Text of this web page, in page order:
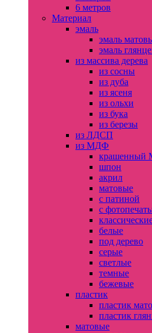
6 метров
Материал
эмаль
эмаль
эмаль
из массива дерева
из сосны
из дуба
из ясеня
из ольхи
из бука
из березы
из ЛДСП
из МДФ
шпон
акрил
матовые
с патиной
с
белые
под дерево
серые
светлые
темные
бежевые
пластик
пластик
пластик
матовые